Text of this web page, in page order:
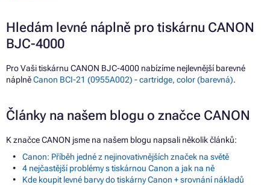
Hledám levné náplně pro tiskárnu CANON
BJC-4000
Pro Vaši tiskárnu CANON BJC-4000 nabízíme nejlevnější barevné
náplněCanon BCI-21 (0955A002) - cartridge, color (barevná).
Články na našem blogu o značce CANON
K značce CANON jsme na našem blogu napsali několik článků:
Canon: Příběh jedné z nejinovativnějších značek na světě
4 nejčastější problémy s tiskárnou Canon a jak na ně
Kde koupit levné barvy do tiskárny Canon + srovnání nákladů